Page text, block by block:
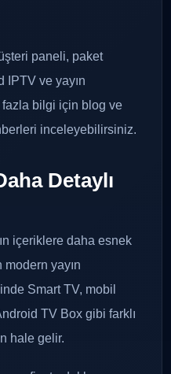
paneli, paket
IPTV ve yayın
fazla bilgi için blog ve
inceleyebilirsiniz.
Detaylı
içeriklere daha esnek
yayın
Smart TV, mobil
TV Box gibi farklı
hale gelir.